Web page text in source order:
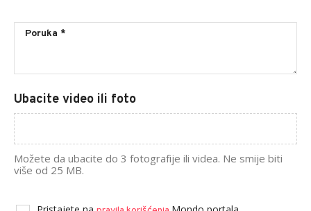
Ubacite video ili foto
Možete da ubacite do 3 fotografije ili videa. Ne smije biti
više od 25 MB.